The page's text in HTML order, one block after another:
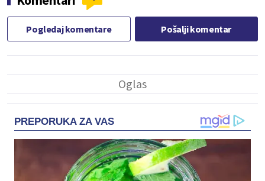
Pogledaj komentare Pošalji komentar
PREPORUKA ZA VAS